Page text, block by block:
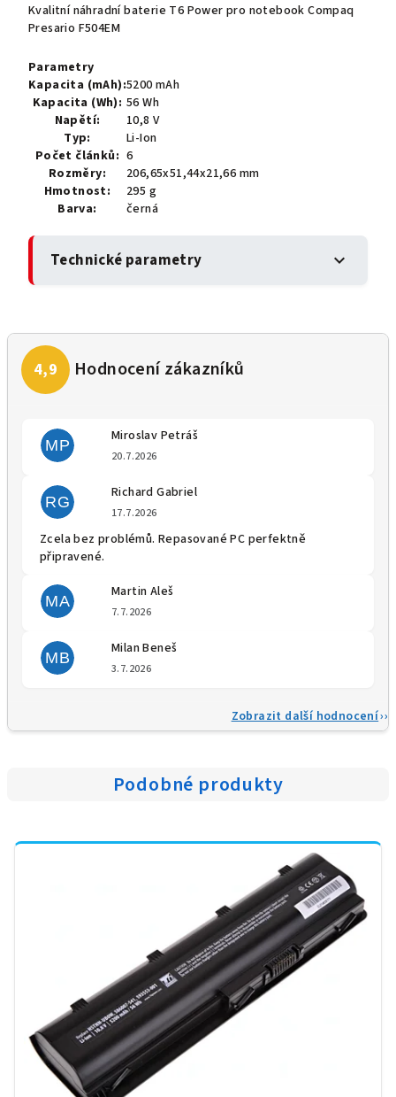
Kvalitní náhradní baterie T6 Power pro notebook Compaq
Presario F504EM
Parametry
Kapacita (mAh):5200 mAh
Kapacita (Wh): 56 Wh
Napětí:
10,8 V
Typ:
Li-Ion
Počet článků: 6
Rozměry:
206,65x51,44x21,66 mm
Hmotnost:
295 g
Barva:
černá
Technické parametry expand_more
MP
Miroslav Petráš
20.7.2026
RG
Richard Gabriel
17.7.2026
Zcela bez problémů. Repasované PC perfektně
připravené.
MA
Martin Aleš
7.7.2026
MB
Milan Beneš
3.7.2026
Zobrazit další hodnocení
Podobné produkty